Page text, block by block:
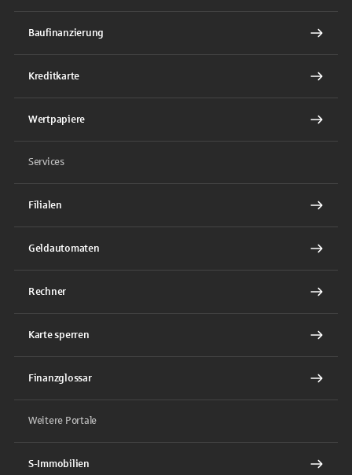
Baufinanzierung
Kreditkarte
Wertpapiere
Services
Filialen
Geldautomaten
Rechner
Karte sperren
Finanzglossar
Weitere Portale
S-Immobilien